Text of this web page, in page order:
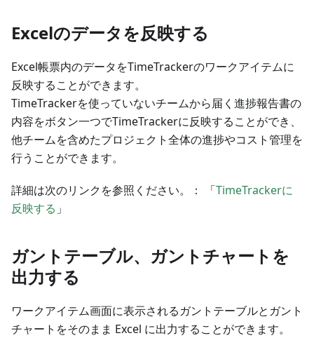
Excelのデータを反映する
Excel帳票内のデータをTimeTrackerのワークアイテムに
反映することができます。
TimeTrackerを使っていないチームから届く進捗報告書の
内容をボタン一つでTimeTrackerに反映することができ、
他チームを含めたプロジェクト全体の進捗やコスト管理を
行うことができます。
詳細は次のリンクを参照ください。： 「TimeTrackerに
反映する 」
ガントテーブル、ガントチャートを
出力する
ワークアイテム画面に表示されるガントテーブルとガント
チャートをそのまま Excel に出力することができます。